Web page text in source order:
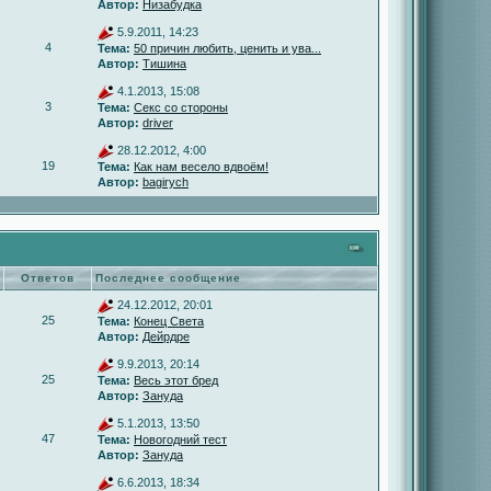
Автор: Низабудка
4
5.9.2011, 14:23
Тема: 50 причин любить, ценить и ува...
Автор: Тишина
3
4.1.2013, 15:08
Тема: Секс со стороны
Автор: driver
19
28.12.2012, 4:00
Тема: Как нам весело вдвоём!
Автор: bagirych
Ответов Последнее сообщение
25
24.12.2012, 20:01
Тема: Конец Света
Автор: Дейрдре
25
9.9.2013, 20:14
Тема: Весь этот бред
Автор: Зануда
47
5.1.2013, 13:50
Тема: Новогодний тест
Автор: Зануда
6.6.2013, 18:34